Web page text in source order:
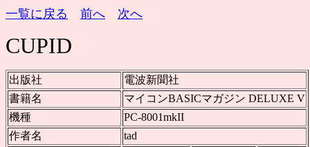
一覧に戻る 前へ 次へ
CUPID
出版社
電波新聞社
書籍名
マイコンBASICマガジン DELUXE V
機種
PC-8001mkII
作者名
tad